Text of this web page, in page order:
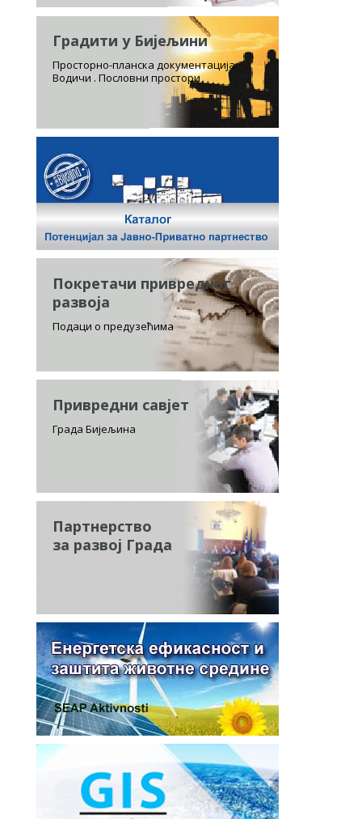
Градити у Бијељини
Просторно-планска документација.
Водичи . Пословни простори
Покретачи привредног
развоја
Подаци о предузећима
Привредни савјет
Града Бијељина
Партнерство
за развој Града